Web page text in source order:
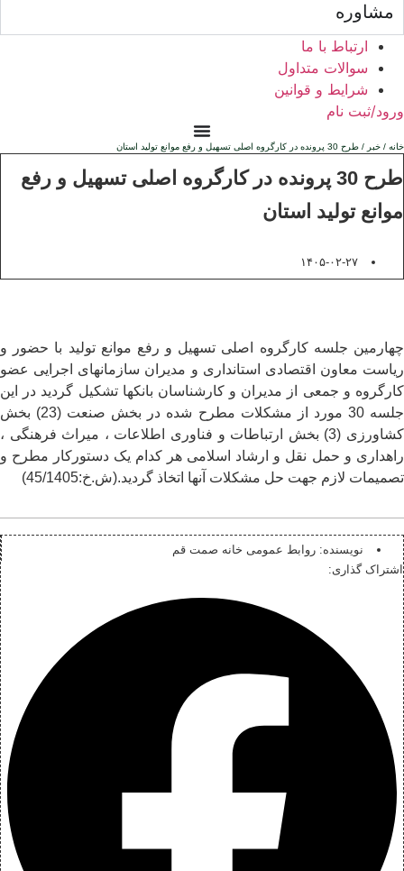
مشاوره
ارتباط با ما
سوالات متداول
شرایط و قوانین
ورود/ثبت نام
خانه / خبر / طرح 30 پرونده در کارگروه اصلی تسهیل و رفع موانع تولید استان
طرح 30 پرونده در کارگروه اصلی تسهیل و رفع
موانع تولید استان
۱۴۰۵-۰۲-۲۷
چهارمین جلسه کارگروه اصلی تسهیل و رفع موانع تولید با حضور و
ریاست معاون اقتصادی استانداری و مدیران سازمانهای اجرایی عضو
کارگروه و جمعی از مدیران و کارشناسان بانکها تشکیل گردید در این
جلسه 30 مورد از مشکلات مطرح شده در بخش صنعت (23) بخش
کشاورزی (3) بخش ارتباطات و فناوری اطلاعات ، میراث فرهنگی ،
راهداری و حمل نقل و ارشاد اسلامی هر کدام یک دستورکار مطرح و
تصمیمات لازم جهت حل مشکلات آنها اتخاذ گردید.(ش.خ:45/1405)
نویسنده: روابط عمومی خانه صمت قم
اشتراک گذاری: